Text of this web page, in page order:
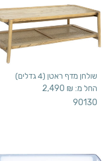
שולחן מדף ראטן (4 גדלים)
החל מ: 2,490 ₪
90130